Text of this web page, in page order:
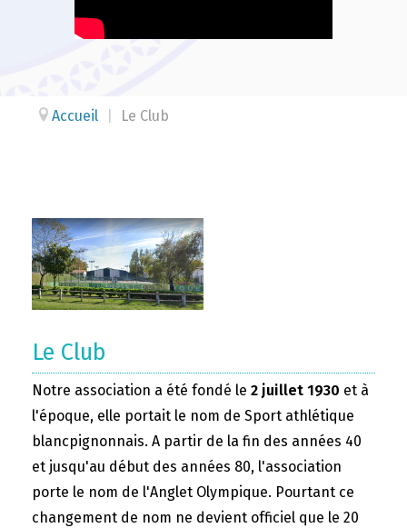
Accueil Le Club
Le Club
Notre association a été fondé le 2 juillet 1930 et à
l'époque, elle portait le nom de Sport athlétique
blancpignonnais. A partir de la fin des années 40
et jusqu'au début des années 80, l'association
porte le nom de l'Anglet Olympique. Pourtant ce
changement de nom ne devient officiel que le 20